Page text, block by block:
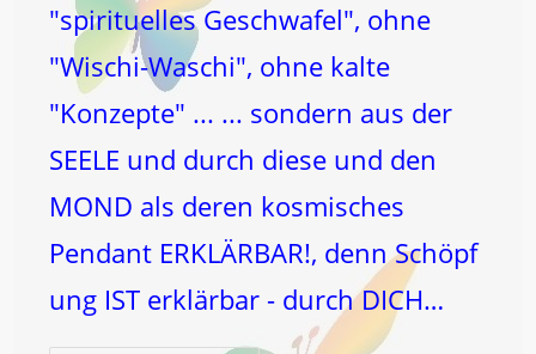
"spirituelles Geschwafel", ohne
"Wischi-Waschi", ohne kalte
"Konzepte" ... ... sondern aus der
SEELE und durch diese und den
MOND als deren kosmisches
Pendant ERKLÄRBAR!, denn Schöpf
ung IST erklärbar - durch DICH…